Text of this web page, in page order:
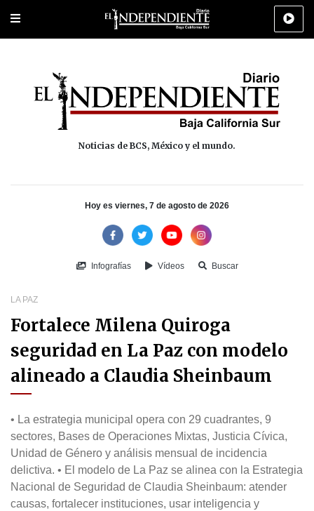
Portada Los Cabos Policiaca Deportes Cultura
Noticias de BCS, México y el mundo.
Hoy es viernes, 7 de agosto de 2026
Infografías Vídeos Buscar
LA PAZ
Fortalece Milena Quiroga
seguridad en La Paz con modelo
alineado a Claudia Sheinbaum
• La estrategia municipal opera con 29 cuadrantes, 9
sectores, Bases de Operaciones Mixtas, Justicia Cívica,
Unidad de Género y análisis mensual de incidencia
delictiva. • El modelo de La Paz se alinea con la Estrategia
Nacional de Seguridad de Claudia Sheinbaum: atender
causas, fortalecer instituciones, usar inteligencia y